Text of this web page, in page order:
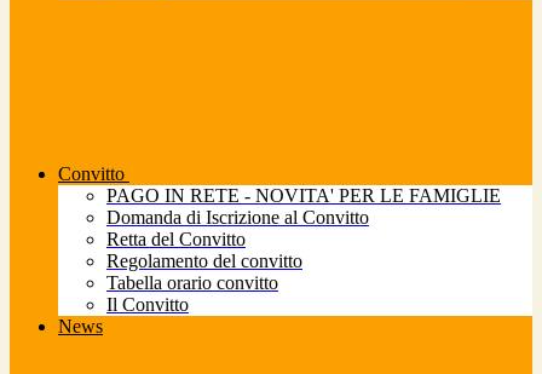
Convitto
PAGO IN RETE - NOVITA' PER LE FAMIGLIE
Domanda di Iscrizione al Convitto
Retta del Convitto
Regolamento del convitto
Tabella orario convitto
Il Convitto
News